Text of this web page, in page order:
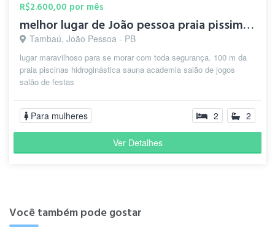
R$2.600,00 por mês
melhor lugar de João pessoa praia pissima lugar de luxor
Tambaú, João Pessoa - PB
lugar maravilhoso para se morar com toda segurança. 100 m da
praia piscinas hidroginástica sauna academia salão de jogos
salão de festas
Para mulheres 2 2
Ver Detalhes
Você também pode gostar